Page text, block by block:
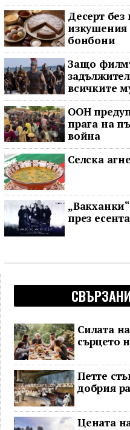
Десерт без
изкушения
бонбони
Защо
всичките
ООН
прага на
война
Селска
през есента
Силата
сърцето
Петте
добрия
Цената